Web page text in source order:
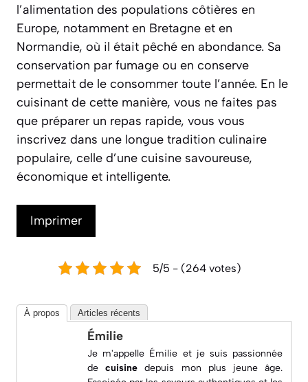
directement sur la côte atlantique.
En savoir plus sur le maquereauLe maquereau
(Scomber scombrus) est bien plus qu’un simple
poisson bleu. C’est un véritable concentré de
bienfaits, une sorte de super-aliment de la mer.
Sa chair est l’une des plus riches en acides gras
oméga-3, des lipides essentiels au bon
fonctionnement de notre système
cardiovasculaire et de notre cerveau.
l’alimentation des populations côtières en
Europe, notamment en Bretagne et en
conservation par fumage ou en conserve
cuisinant de cette manière, vous ne faites pas
que préparer un repas rapide, vous vous
inscrivez dans une longue tradition culinaire
populaire, celle d’une cuisine savoureuse,